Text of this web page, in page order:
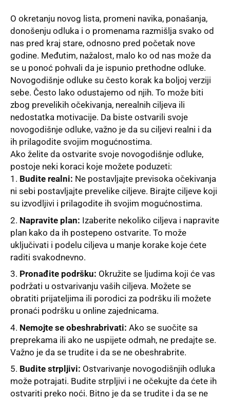
O okretanju novog lista, promeni navika, ponašanja,
donošenju odluka i o promenama razmišlja svako od
nas pred kraj stare, odnosno pred početak nove
godine. Međutim, nažalost, malo ko od nas može da
se u ponoć pohvali da je ispunio prethodne odluke.
Novogodišnje odluke su često korak ka boljoj verziji
sebe. Često lako odustajemo od njih. To može biti
zbog prevelikih očekivanja, nerealnih ciljeva ili
nedostatka motivacije. Da biste ostvarili svoje
novogodišnje odluke, važno je da su ciljevi realni i da
ih prilagodite svojim mogućnostima.
Ako želite da ostvarite svoje novogodišnje odluke,
postoje neki koraci koje možete poduzeti:
Budite realni: Ne postavljajte previsoka očekivanja
ni sebi postavljajte prevelike ciljeve. Birajte ciljeve koji
su izvodljivi i prilagodite ih svojim mogućnostima.
Napravite plan: Izaberite nekoliko ciljeva i napravite
plan kako da ih postepeno ostvarite. To može
uključivati i podelu ciljeva u manje korake koje ćete
raditi svakodnevno.
Pronađite podršku: Okružite se ljudima koji će vas
podržati u ostvarivanju vaših ciljeva. Možete se
obratiti prijateljima ili porodici za podršku ili možete
pronaći podršku u online zajednicama.
Nemojte se obeshrabrivati: Ako se suočite sa
preprekama ili ako ne uspijete odmah, ne predajte se.
Važno je da se trudite i da se ne obeshrabrite.
Budite strpljivi: Ostvarivanje novogodišnjih odluka
može potrajati. Budite strpljivi i ne očekujte da ćete ih
ostvariti preko noći. Bitno je da se trudite i da se ne